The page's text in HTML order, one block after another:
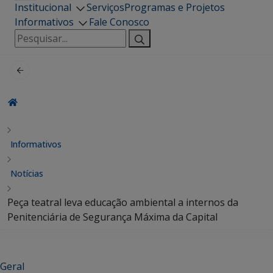
Institucional ServiçosProgramas e Projetos
Informativos
Fale Conosco
Pesquisar
por:
Informativos
Notícias
Peça teatral leva educação ambiental a internos da
Penitenciária de Segurança Máxima da Capital
Geral